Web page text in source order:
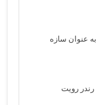
عنوان سازه
رویت